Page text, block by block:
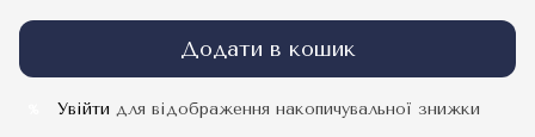
Додати в кошик
Увійти для відображення накопичувальної знижки